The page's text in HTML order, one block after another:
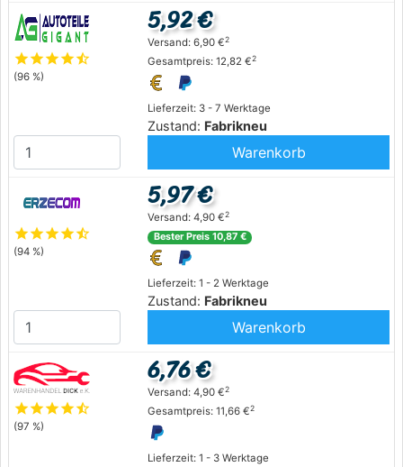
starstarstarstarstar_half
(96 %)
Lieferzeit: 3 - 7 Werktage
Zustand: Fabrikneu
5,92 €
Versand: 6,90 €2
Gesamtpreis: 12,82 €2
Warenkorb
starstarstarstarstar_half
(94 %)
Lieferzeit: 1 - 2 Werktage
Zustand: Fabrikneu
5,97 €
Versand: 4,90 €2
Bester Preis 10,87 €
Warenkorb
starstarstarstarstar_half
(97 %)
Lieferzeit: 1 - 3 Werktage
6,76 €
Versand: 4,90 €2
Gesamtpreis: 11,66 €2